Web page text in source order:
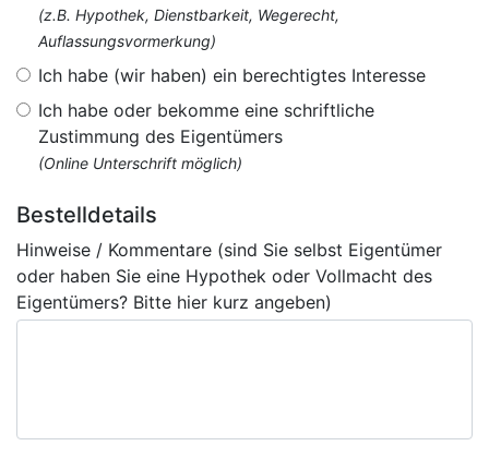
(z.B. Hypothek, Dienstbarkeit, Wegerecht,
Auflassungsvormerkung)
Ich habe (wir haben) ein berechtigtes Interesse
Ich habe oder bekomme eine schriftliche
Zustimmung des Eigentümers
(Online Unterschrift möglich)
Bestelldetails
Hinweise / Kommentare (sind Sie selbst Eigentümer
oder haben Sie eine Hypothek oder Vollmacht des
Eigentümers? Bitte hier kurz angeben)